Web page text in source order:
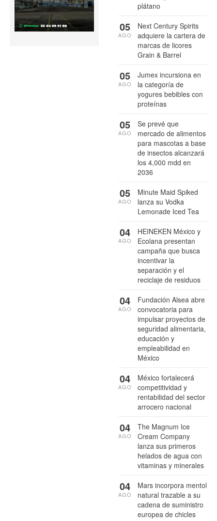
plátano
Next Century Spirits
adquiere la cartera de
marcas de licores
Grain & Barrel
05
AGO
Jumex incursiona en
la categoría de
yogures bebibles con
proteínas
05
AGO
Se prevé que
mercado de alimentos
para mascotas a base
de insectos alcanzará
los 4,000 mdd en
2036
05
AGO
Minute Maid Spiked
lanza su Vodka
Lemonade Iced Tea
05
AGO
HEINEKEN México y
Ecolana presentan
campaña que busca
incentivar la
separación y el
reciclaje de residuos
04
AGO
Fundación Alsea abre
convocatoria para
impulsar proyectos de
seguridad alimentaria,
educación y
empleabilidad en
México
04
AGO
México fortalecerá
competitividad y
rentabilidad del sector
arrocero nacional
04
AGO
The Magnum Ice
Cream Company
lanza sus primeros
helados de agua con
vitaminas y minerales
04
AGO
Mars incorpora mentol
natural trazable a su
cadena de suministro
europea de chicles
04
AGO